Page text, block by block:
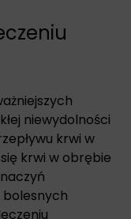
niewydolności
krwi w
krwi w obrębie
bolesnych